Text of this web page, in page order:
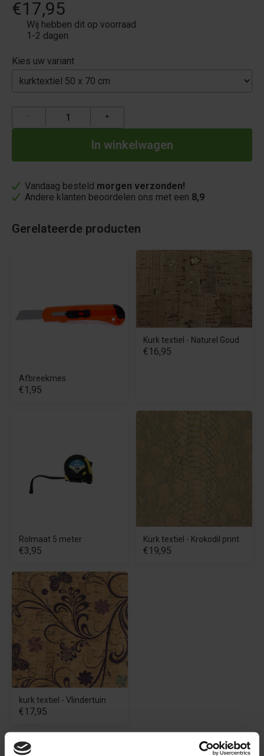
€17,95
Wij hebben dit op voorraad
1-2 dagen
Kies uw variant
+
Vandaag besteld morgen verzonden!
Andere klanten beoordelen ons met een 8,9
Gerelateerde producten
Afbreekmes
€1,95
Kurk textiel - Naturel Goud
€16,95
Rolmaat 5 meter
€3,95
Kurk textiel - Krokodil print
€19,95
kurk textiel - Vlindertuin
€17,95
Beschrijving